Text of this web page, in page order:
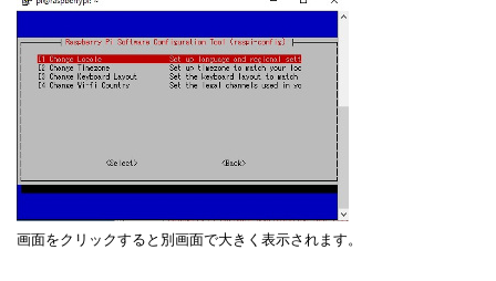
画面をクリックすると別画面で大きく表示されます。